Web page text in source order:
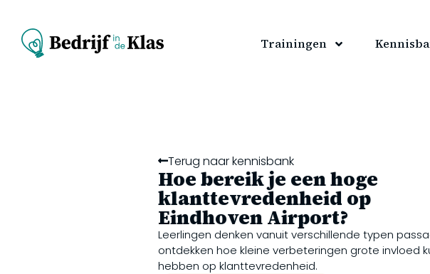
Trainingen
Terug naar kennisbank
Hoe bereik je een hoge
klanttevredenheid op
Eindhoven Airport?
Leerlingen denken vanuit verschillende typen
ontdekken hoe kleine verbeteringen grote invloed
hebben op klanttevredenheid.